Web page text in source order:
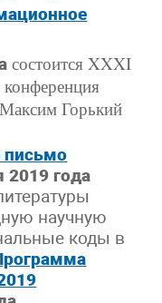
состоится XXXI
Горький
2019 года
научную
коды в